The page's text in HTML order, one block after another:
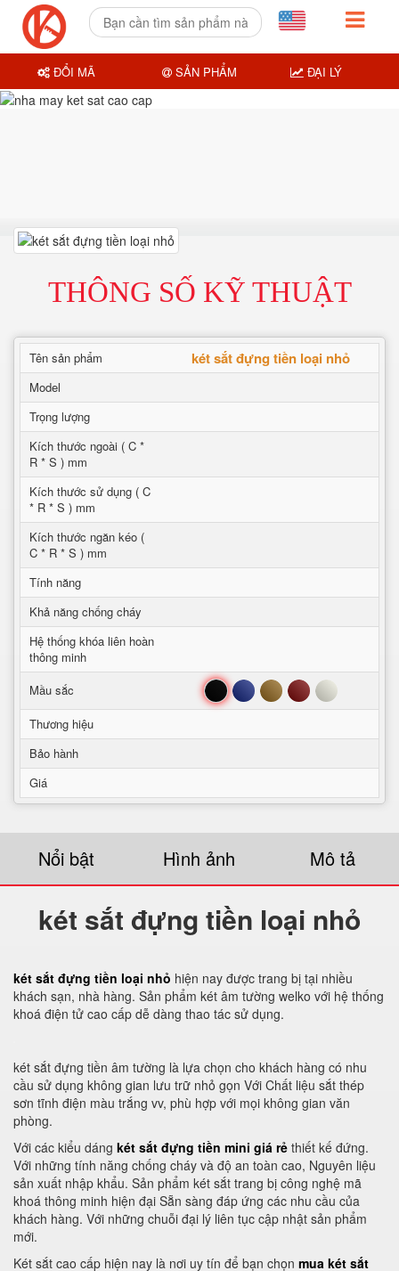
THÔNG SỐ KỸ THUẬT
Tên sản phẩm két sắt đựng tiền loại nhỏ
Model
Trọng lượng
Kích thước ngoài ( C *
R * S ) mm
Kích thước sử dụng ( C
* R * S ) mm
Kích thước ngăn kéo (
C * R * S ) mm
Tính năng
Khả năng chống cháy
Hệ thống khóa liên hoàn
thông minh
Mầu sắc
Đen Xanh Nâu Đỏ Trắng
Thương hiệu
Bảo hành
Giá
Nổi bật Hình ảnh Mô tả
két sắt đựng tiền loại nhỏ
két sắt đựng tiền loại nhỏ hiện nay được trang bị tại nhiều
khách sạn, nhà hàng. Sản phẩm két âm tường welko với hệ thống
khoá điện tử cao cấp dễ dàng thao tác sử dụng.
két sắt đựng tiền âm tường là lựa chọn cho khách hàng có nhu
cầu sử dụng không gian lưu trữ nhỏ gọn Với Chất liệu sắt thép
sơn tĩnh điện màu trắng vv, phù hợp với mọi không gian văn
phòng.
Với các kiểu dáng két sắt đựng tiền mini giá rẻ thiết kế đứng.
Với những tính năng chống cháy và độ an toàn cao, Nguyên liệu
sản xuất nhập khẩu. Sản phẩm két sắt trang bị công nghệ mã
khoá thông minh hiện đại Sẵn sàng đáp ứng các nhu cầu của
khách hàng. Với những chuỗi đại lý liên tục cập nhật sản phẩm
mới.
Két sắt cao cấp hiện nay là nơi uy tín để bạn chọn mua két sắt
ĐỔI MÃ SẢN PHẨM ĐẠI LÝ